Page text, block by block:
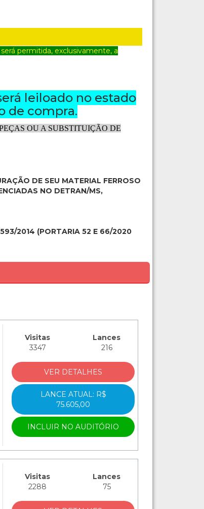
permitida, exclusivamente, a
leiloado no estado
de compra.
OU A SUBSTITUIÇÃO DE
DE SEU MATERIAL FERROSO
NO DETRAN/MS,
2014 (PORTARIA 52 E 66/2020
Visitas
3347
Lances
216
VER DETALHES
LANCE ATUAL: R$
75.605,00
INCLUIR NO AUDITÓRIO
Visitas
2288
Lances
75